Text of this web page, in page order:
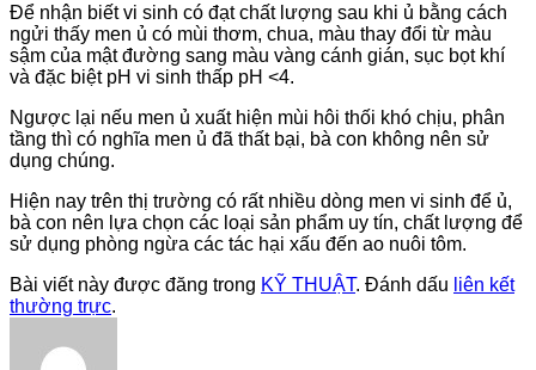
Để nhận biết vi sinh có đạt chất lượng sau khi ủ bằng cách
ngửi thấy men ủ có mùi thơm, chua, màu thay đổi từ màu
sậm của mật đường sang màu vàng cánh gián, sục bọt khí
và đặc biệt pH vi sinh thấp pH <4.
Ngược lại nếu men ủ xuất hiện mùi hôi thối khó chịu, phân
tầng thì có nghĩa men ủ đã thất bại, bà con không nên sử
dụng chúng.
Hiện nay trên thị trường có rất nhiều dòng men vi sinh để ủ,
bà con nên lựa chọn các loại sản phẩm uy tín, chất lượng để
sử dụng phòng ngừa các tác hại xấu đến ao nuôi tôm.
Bài viết này được đăng trong KỸ THUẬT. Đánh dấu liên kết
thường trực.